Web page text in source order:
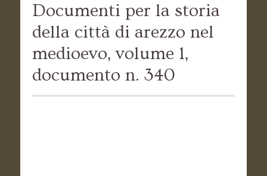
Documenti per la storia
della città di arezzo nel
medioevo, volume 1,
documento n. 340